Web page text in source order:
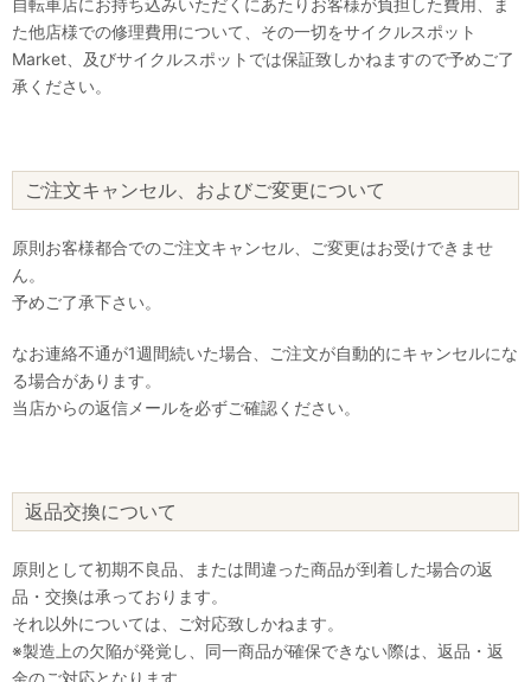
自転車店にお持ち込みいただくにあたりお客様が負担した費用、ま
た他店様での修理費用について、その一切をサイクルスポット
Market、及びサイクルスポットでは保証致しかねますので予めご了
承ください。
ご注文キャンセル、およびご変更について
原則お客様都合でのご注文キャンセル、ご変更はお受けできませ
ん。
予めご了承下さい。
なお連絡不通が1週間続いた場合、ご注文が自動的にキャンセルにな
る場合があります。
当店からの返信メールを必ずご確認ください。
返品交換について
原則として初期不良品、または間違った商品が到着した場合の返
品・交換は承っております。
それ以外については、ご対応致しかねます。
※製造上の欠陥が発覚し、同一商品が確保できない際は、返品・返